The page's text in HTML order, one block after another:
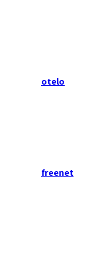
otelo
freenet